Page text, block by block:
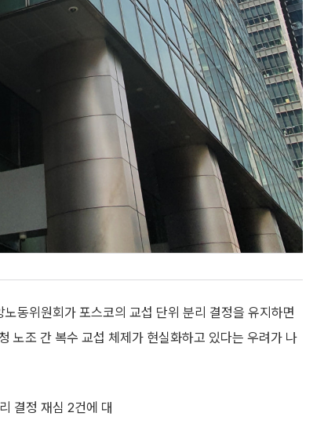
동위원회가 포스코의 교섭 단위 분리 결정을 유지하면
노조 간 복수 교섭 체제가 현실화하고 있다는 우려가 나
결정 재심 2건에 대